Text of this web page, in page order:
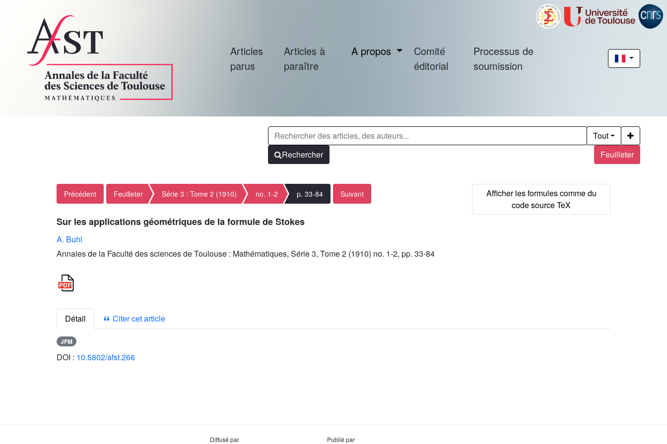
Articles
parus
Articles à
paraître
A propos
Comité
éditorial
Processus de
soumission
Feuilleter
Tout
Rechercher
Précédent Feuilleter Série 3 : Tome 2 (1910) no. 1-2 p. 33-84 Suivant
Sur les applications géométriques de la formule de Stokes
A. Buhl
Annales de la Faculté des sciences de Toulouse : Mathématiques, Série 3, Tome 2 (1910) no. 1-2, pp. 33-84
Détail Citer cet article
JFM
DOI : 10.5802/afst.266
Diffusé par Publié par